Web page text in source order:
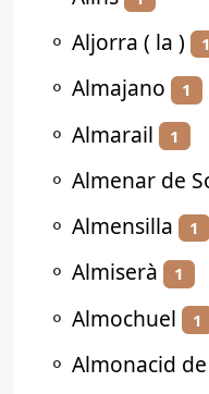
⚬ Aljorra ( la ) 1
⚬ Almajano 1
⚬ Almarail 1
⚬ Almenar de
⚬ Almensilla 1
⚬ Almiserà 1
⚬ Almochuel 1
⚬ Almonacid